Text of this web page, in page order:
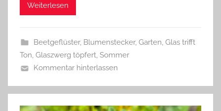
e
r
Weiterlesen
Beetgeflüster, Blumenstecker, Garten, Glas trifft
Ton, Glaszwerg töpfert, Sommer
Kommentar hinterlassen